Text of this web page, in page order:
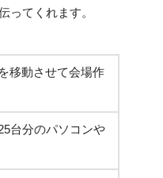
ってくれます。
移動させて会場作
台分のパソコンや